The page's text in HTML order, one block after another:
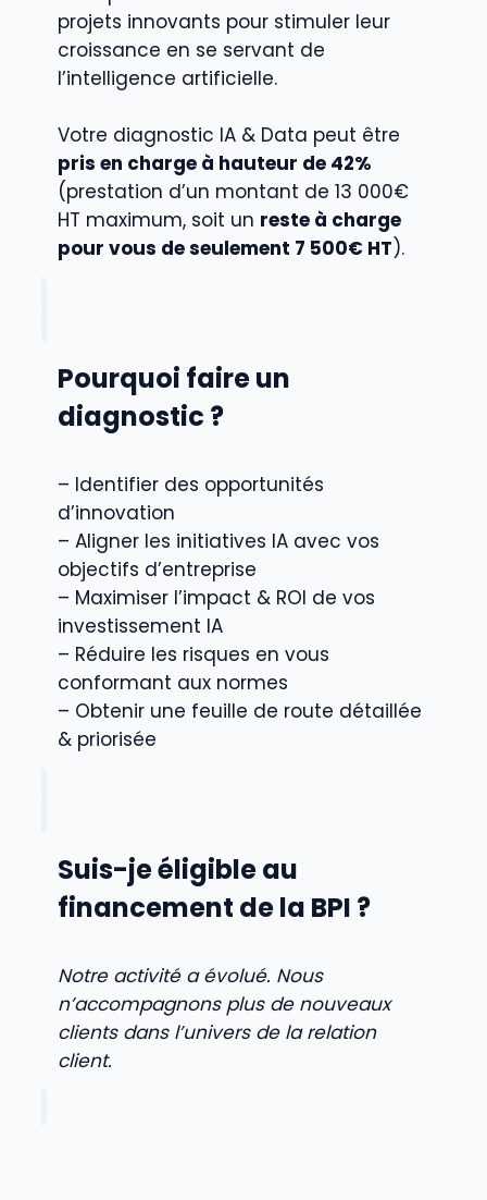
projets innovants pour stimuler leur
croissance en se servant de
l’intelligence artificielle.
Votre diagnostic IA & Data peut être
pris en charge à hauteur de 42%
(prestation d’un montant de 13 000€
HT maximum, soit un reste à charge
pour vous de seulement 7 500€ HT).
Pourquoi faire un
diagnostic ?
– Identifier des opportunités
d’innovation
– Aligner les initiatives IA avec vos
objectifs d’entreprise
– Maximiser l’impact & ROI de vos
investissement IA
– Réduire les risques en vous
conformant aux normes
– Obtenir une feuille de route détaillée
& priorisée
Suis-je éligible au
financement de la BPI ?
Notre activité a évolué. Nous
n’accompagnons plus de nouveaux
clients dans l’univers de la relation
client.